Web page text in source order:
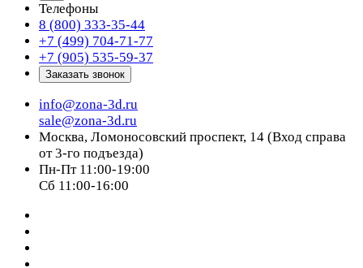
Телефоны
8 (800) 333-35-44
+7 (499) 704-71-77
+7 (905) 535-59-37
Заказать звонок
info@zona-3d.ru
sale@zona-3d.ru
Москва, Ломоносовский проспект, 14 (Вход справа
от 3-го подъезда)
Пн-Пт 11:00-19:00
Сб 11:00-16:00